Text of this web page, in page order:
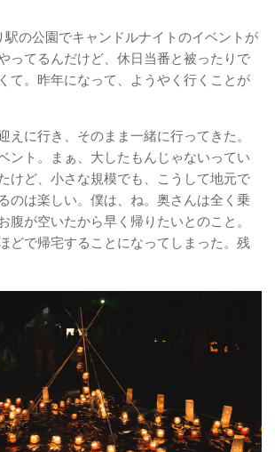
駅の公園でキャンドルナイトのイベントが
ってるんだけど、休日当番と被ったりで
て。昨年になって、ようやく行くことが
えに行き、そのまま一緒に行ってきた。
ント。まぁ、大したもんじゃないってい
けど、小さな規模でも、こうして地元で
のは楽しい。僕は、ね。奥さんは全く乗
腹が空いたから早く帰りたいとのこと。
どで帰宅することになってしまった。残